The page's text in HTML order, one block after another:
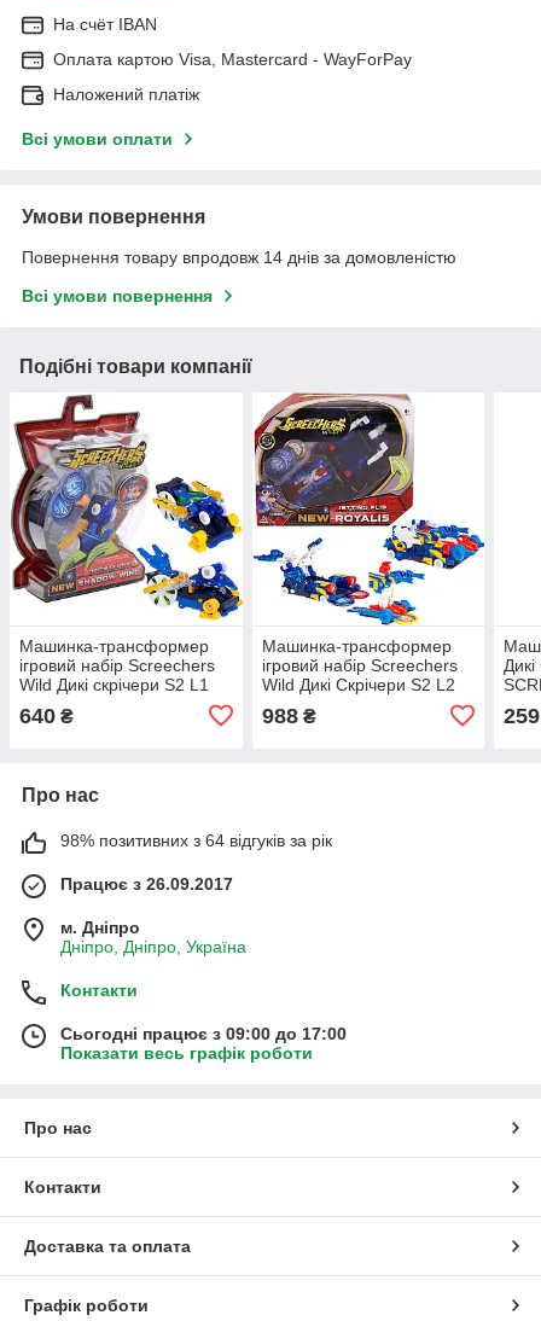
На cчёт IBAN
Оплата картою Visa, Mastercard - WayForPay
Наложений платіж
Всі умови оплати
Умови повернення
Повернення товару впродовж 14 днів за домовленістю
Всі умови повернення
Подібні товари компанії
Машинка-трансформер
ігровий набір Screechers
Wild Дикі скрічери S2 L1
640 ₴
Машинка-трансформер
ігровий набір Screechers
Wild Дикі Скрічери S2 L2
988₴ 259
Про нас
98% позитивних з 64 відгуків за рік
Працює з 26.09.2017
м. Дніпро
Дніпро, Дніпро, Україна
Контакти
Сьогодні працює з 09:00 до 17:00
Показати весь графік роботи
Про нас
Контакти
Доставка та оплата
Графік роботи